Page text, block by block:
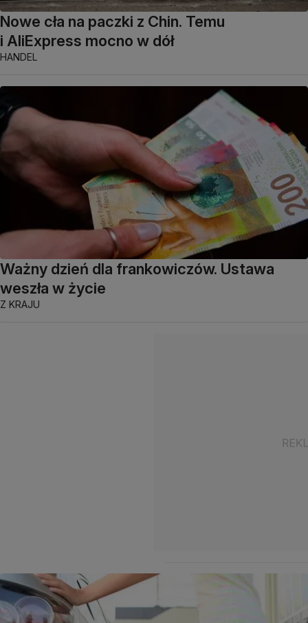
Nowe cła na paczki z Chin. Temu
i AliExpress mocno w dół
HANDEL
Ważny dzień dla frankowiczów. Ustawa
weszła w życie
Z KRAJU